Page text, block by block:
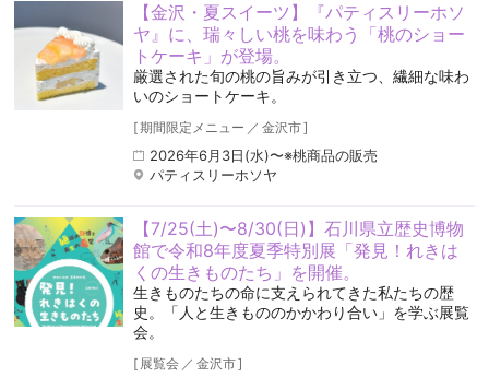
【金沢・夏スイーツ】『パティスリーホソ
ヤ』に、瑞々しい桃を味わう「桃のショー
トケーキ」が登場。
厳選された旬の桃の旨みが引き立つ、繊細な味わ
いのショートケーキ。
[期間限定メニュー ／ 金沢市]
2026年6月3日(水)〜※桃商品の販売
パティスリーホソヤ
【7/25(土)〜8/30(日)】石川県立歴史博物
館で令和8年度夏季特別展「発見！れきは
くの生きものたち」を開催。
生きものたちの命に支えられてきた私たちの歴
史。「人と生きもののかかわり合い」を学ぶ展覧
会。
[ 展覧会 ／ 金沢市]